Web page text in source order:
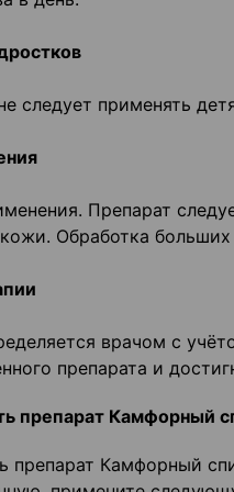
следует применять
Препарат
Обработка
врачом с
препарата и
препарат Камфорный
препарат Камфорный